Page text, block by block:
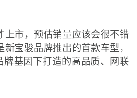
上市，预估销量应该会很不错
新宝骏品牌推出的首款车型，
牌基因下打造的高品质、网联